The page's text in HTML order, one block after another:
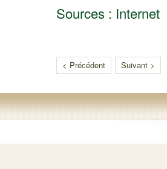
Sources : Internet
< Précédent Suivant >